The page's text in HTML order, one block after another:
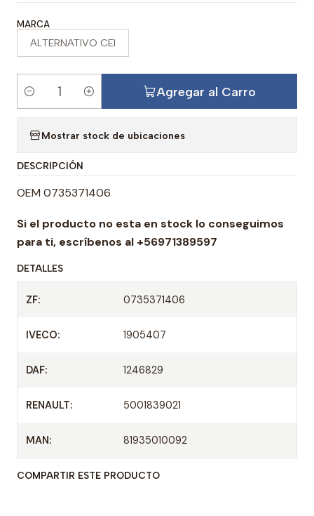
MARCA
ALTERNATIVO CEI
i
d
d
Agregar al Carro
Mostrar stock de ubicaciones
DESCRIPCIÓN
OEM 0735371406
Si el producto no esta en stock lo conseguimos
para ti, escríbenos al +56971389597
DETALLES
ZF: 0735371406
IVECO: 1905407
DAF: 1246829
RENAULT: 5001839021
MAN: 81935010092
COMPARTIR ESTE PRODUCTO